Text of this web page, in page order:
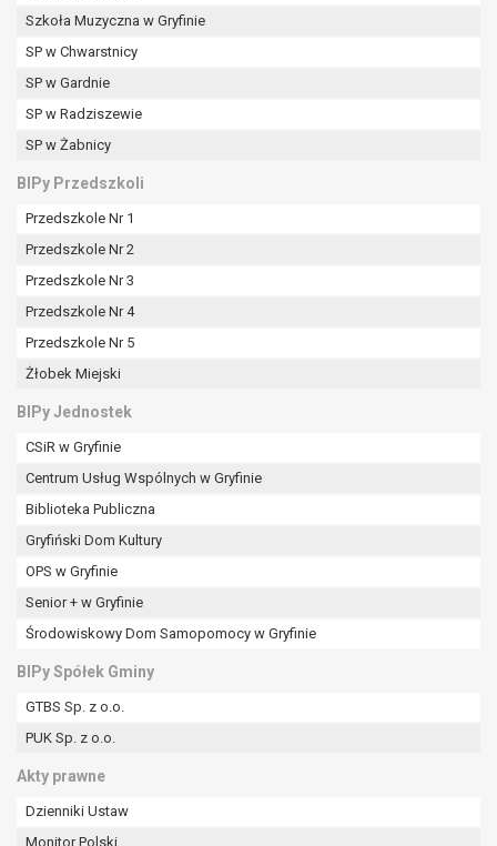
Szkoła Muzyczna w Gryfinie
SP w Chwarstnicy
SP w Gardnie
SP w Radziszewie
SP w Żabnicy
BIPy Przedszkoli
Przedszkole Nr 1
Przedszkole Nr 2
Przedszkole Nr 3
Przedszkole Nr 4
Przedszkole Nr 5
Żłobek Miejski
BIPy Jednostek
CSiR w Gryfinie
Centrum Usług Wspólnych w Gryfinie
Biblioteka Publiczna
Gryfiński Dom Kultury
OPS w Gryfinie
Senior + w Gryfinie
Środowiskowy Dom Samopomocy w Gryfinie
BIPy Spółek Gminy
GTBS Sp. z o.o.
PUK Sp. z o.o.
Akty prawne
Dzienniki Ustaw
Monitor Polski